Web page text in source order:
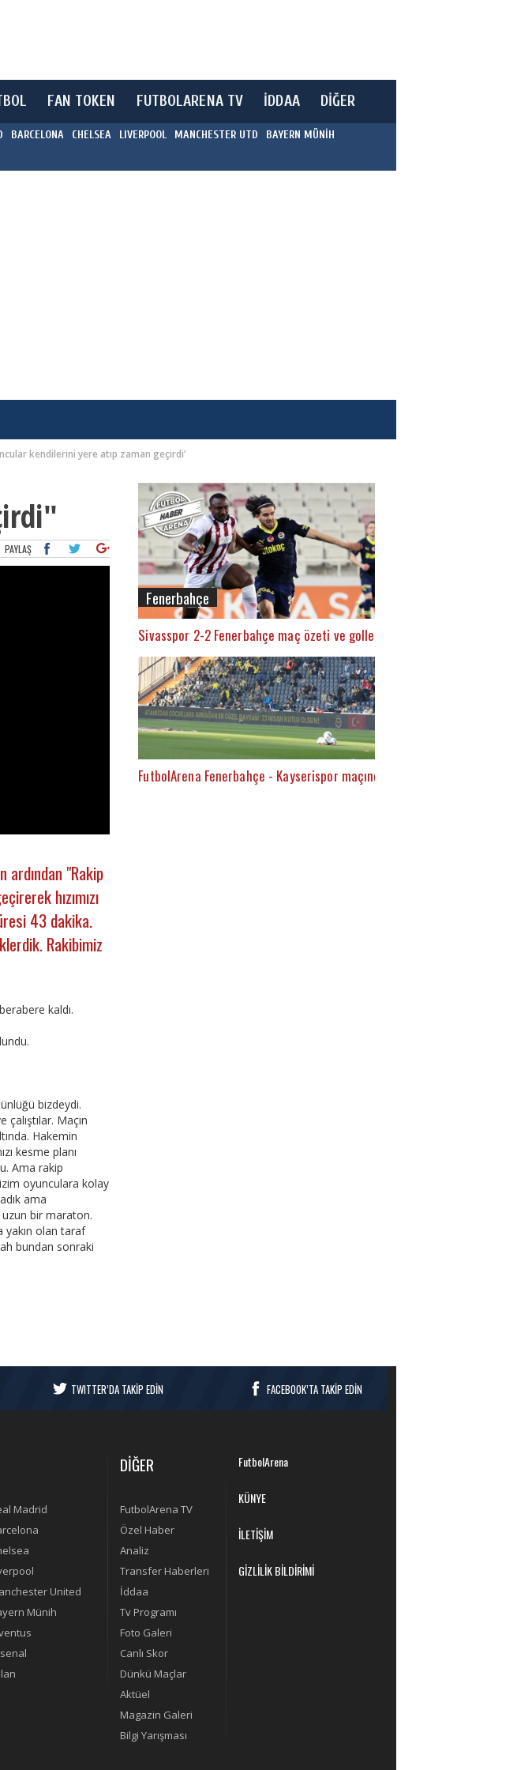
FAN TOKEN FUTBOLARENA TV İDDAA DİĞER
BARCELONA CHELSEA LIVERPOOL MANCHESTER UTD
BAYERN MÜNİH
kendilerini yere atıp zaman geçirdi’
PAYLAŞ
"Rakip
hızımızı
43 dakika.
Rakibimiz
kaldı.
bizdeydi.
çalıştılar. Maçın
Hakemin
kesme planı
Ama rakip
oyunculara kolay
ama
bir maraton.
yakın olan taraf
bundan sonraki
Fenerbahçe
Sivasspor 2-2 Fenerbahçe maç özeti ve golleri (İZLE)
FutbolArena Fenerbahçe - Kayserispor maçında
TWITTER’DA TAKİP EDİN FACEBOOK’TA TAKİP EDİN
Madrid
United
Münih
DİĞER
FutbolArena TV
Özel Haber
Analiz
Transfer Haberleri
İddaa
Tv Programı
Foto Galeri
Canlı Skor
Dünkü Maçlar
Aktüel
Magazin Galeri
Bilgi Yarışması
FutbolArena
KÜNYE
İLETİŞİM
GİZLİLİK BİLDİRİMİ